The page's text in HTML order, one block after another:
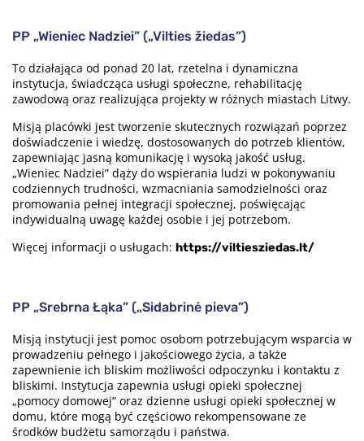
PP „Wieniec Nadziei” („Vilties žiedas”)
To działająca od ponad 20 lat, rzetelna i dynamiczna
instytucja, świadcząca usługi społeczne, rehabilitację
zawodową oraz realizująca projekty w różnych miastach Litwy.
Misją placówki jest tworzenie skutecznych rozwiązań poprzez
doświadczenie i wiedzę, dostosowanych do potrzeb klientów,
zapewniając jasną komunikację i wysoką jakość usług.
„Wieniec Nadziei” dąży do wspierania ludzi w pokonywaniu
codziennych trudności, wzmacniania samodzielności oraz
promowania pełnej integracji społecznej, poświęcając
indywidualną uwagę każdej osobie i jej potrzebom.
Więcej informacji o usługach: https://viltiesziedas.lt/
PP „Srebrna Łąka” („Sidabrinė pieva”)
Misją instytucji jest pomoc osobom potrzebującym wsparcia w
prowadzeniu pełnego i jakościowego życia, a także
zapewnienie ich bliskim możliwości odpoczynku i kontaktu z
bliskimi. Instytucja zapewnia usługi opieki społecznej
„pomocy domowej” oraz dzienne usługi opieki społecznej w
domu, które mogą być częściowo rekompensowane ze
środków budżetu samorządu i państwa.